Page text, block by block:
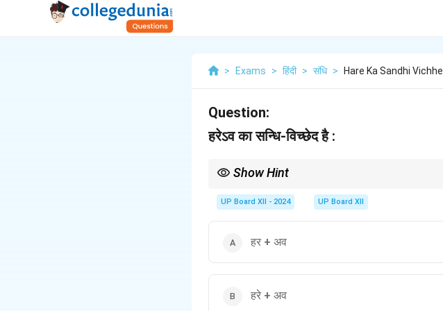
> Exams > हिंदी > संधि > Hare Ka Sandhi
Question:
हरेऽव का सन्धि-विच्छेद है :
Show Hint
UP Board XII - 2024 UP Board XII
हर + अव
हरे + अव